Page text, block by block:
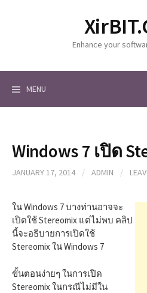
o
Enhance your
MENU
Windows 7 เปิด
JANUARY 17, 2014 / ADMIN /
ใน Windows 7 บางท่านอาจจะ
เปิดใช้ Stereomix แต่ไม่พบ คลิป
นี้จะอธิบายการเปิดใช้
Stereomix ใน Windows 7
ขั้นตอนง่ายๆ ในการเปิด
Stereomix ในกรณีไม่มีใน